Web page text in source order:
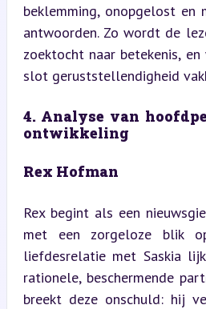
beklemming, onopgelost en
antwoorden. Zo wordt de
zoektocht naar betekenis,
slot geruststellendigheid
4. Analyse van
ontwikkeling
Rex Hofman
Rex begint als een
met een zorgeloze blik
liefdesrelatie met Saskia
rationele, beschermende
breekt deze onschuld: hij